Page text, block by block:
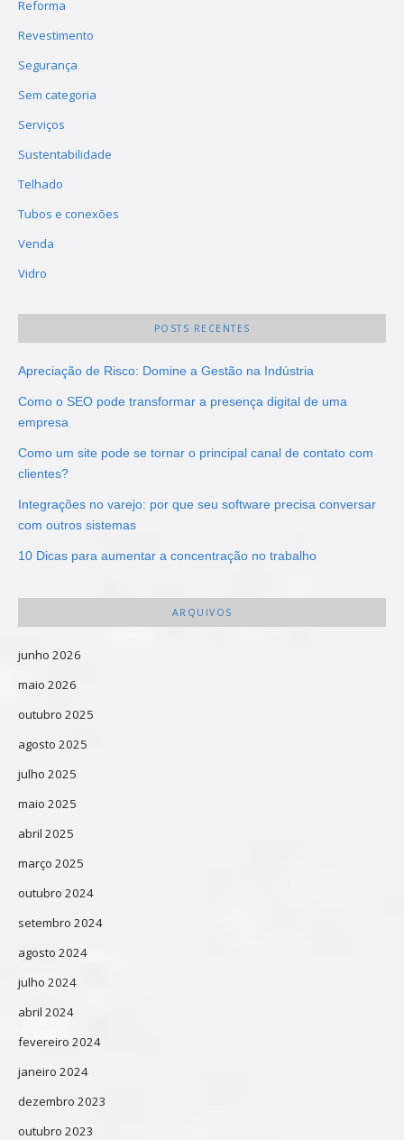
Reforma
Revestimento
Segurança
Sem categoria
Serviços
Sustentabilidade
Telhado
Tubos e conexões
Venda
Vidro
POSTS RECENTES
Apreciação de Risco: Domine a Gestão na Indústria
Como o SEO pode transformar a presença digital de uma
empresa
Como um site pode se tornar o principal canal de contato com
clientes?
Integrações no varejo: por que seu software precisa conversar
com outros sistemas
10 Dicas para aumentar a concentração no trabalho
ARQUIVOS
junho 2026
maio 2026
outubro 2025
agosto 2025
julho 2025
maio 2025
abril 2025
março 2025
outubro 2024
setembro 2024
agosto 2024
julho 2024
abril 2024
fevereiro 2024
janeiro 2024
dezembro 2023
outubro 2023